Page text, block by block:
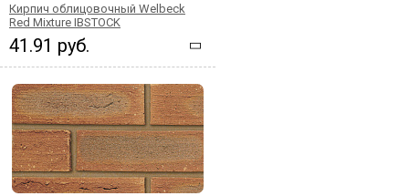
Кирпич облицовочный Welbeck
Red Mixture IBSTOCK
41.91 руб.